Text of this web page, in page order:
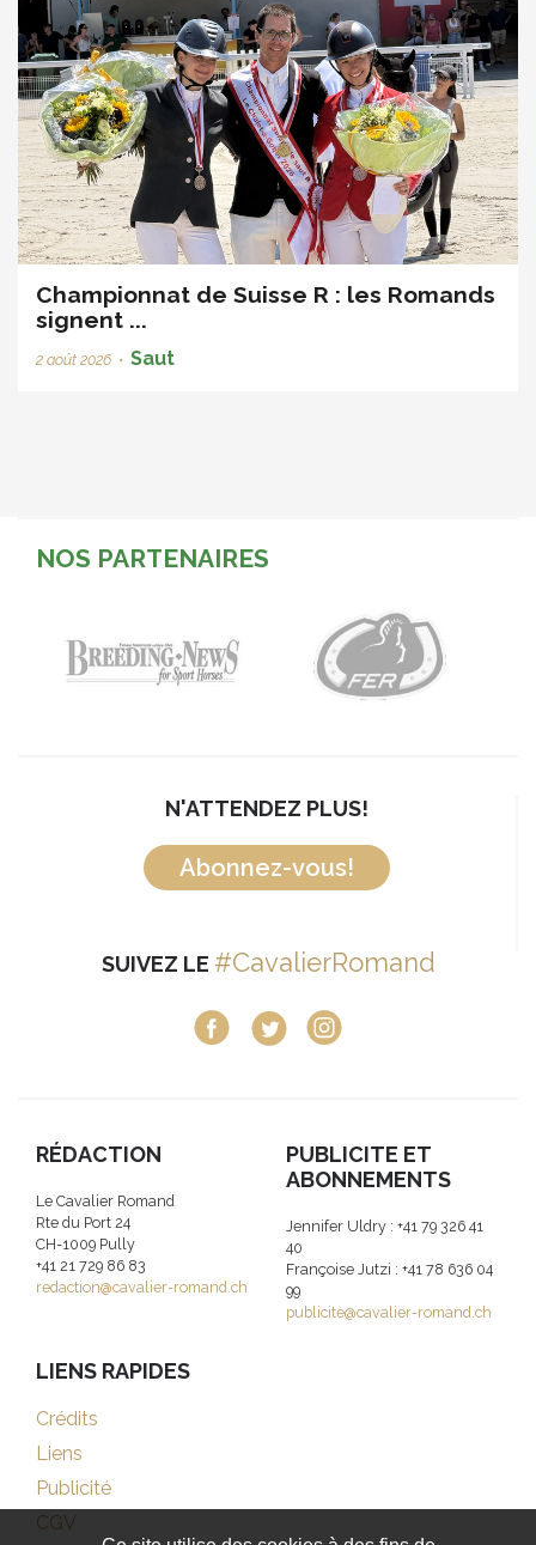
Championnat de Suisse R : les Romands
signent ...
2 août 2026 • Saut
NOS PARTENAIRES
N'ATTENDEZ PLUS!
Abonnez-vous!
SUIVEZ LE #CavalierRomand
RÉDACTION
Le Cavalier Romand
Rte du Port 24
CH-1009 Pully
+41 21 729 86 83
redaction@cavalier-romand.ch
PUBLICITE ET
ABONNEMENTS
Jennifer Uldry : +41 79 326 41
40
Françoise Jutzi : +41 78 636 04
99
publicite@cavalier-romand.ch
LIENS RAPIDES
Crédits
Liens
Publicité
CGV